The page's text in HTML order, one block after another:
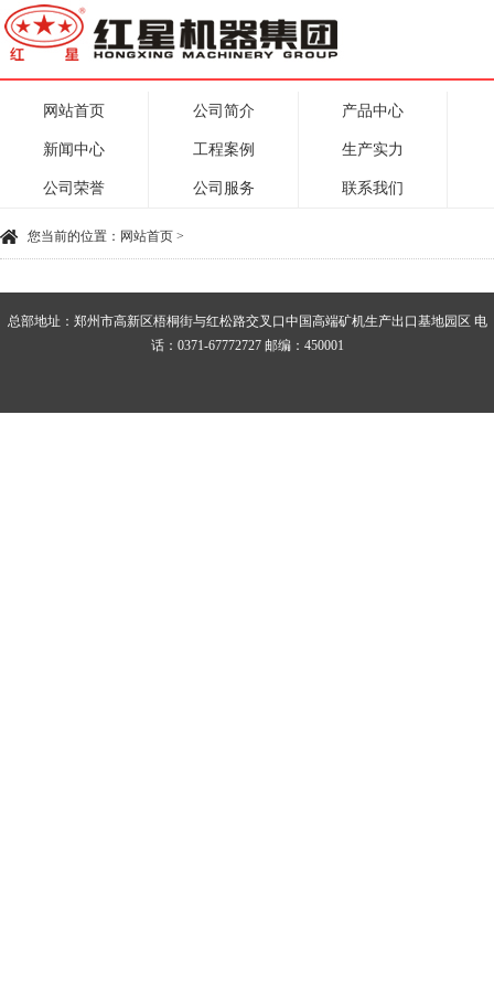
网站首页 公司简介 产品中心
新闻中心 工程案例 生产实力
公司荣誉 公司服务 联系我们
您当前的位置： 网站首页 >
总部地址：郑州市高新区梧桐街与红松路交叉口中国高端矿机生产出口基地园区 电
话：0371-67772727 邮编：450001